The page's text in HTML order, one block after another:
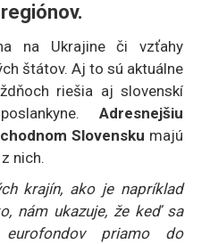
na Ukrajine či vzťahy
štátov. Aj to sú aktuálne
riešia aj slovenskí
Adresnejšiu
Slovensku majú
nich.
krajín, ako je napríklad
nám ukazuje, že keď sa
priamo do